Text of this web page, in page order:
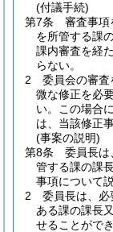
(付議手続)
第7条
審査事項
を所管する課
課内審査を経
らない。
2
委員会の審
微な修正を必
い。
この場合
は、当該修正
(事案の説明)
第8条
委員長は
管する課の課
事項について
2
委員長は、
ある課の課長
せることができ